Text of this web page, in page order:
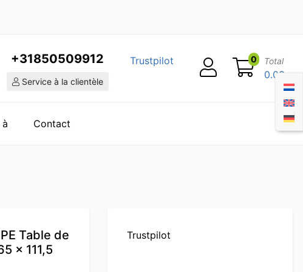
+31850509912
Service à la clientèle
Trustpilot 0 Total
0.00
Contact
Table de
x 111,5
Trustpilot